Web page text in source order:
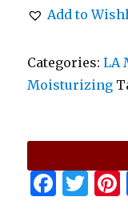
Add to
Categories:LA
Moisturizing
F
T